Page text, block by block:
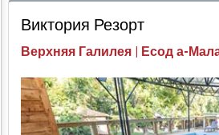
Виктория Резорт
Верхняя Галилея | Есод а-